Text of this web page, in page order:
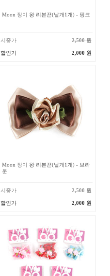
Moon 장미 왕 리본끈(낱개1개) - 핑크
시중가 2,500 원
할인가 2,000 원
Moon 장미 왕 리본끈(낱개1개) - 브라
운
시중가 2,500 원
할인가 2,000 원